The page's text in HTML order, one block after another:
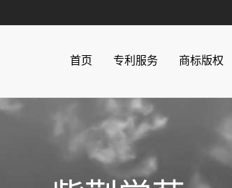
客服热线
高新技术企业认定
紫荆视点
首页 专利服务 商标版权